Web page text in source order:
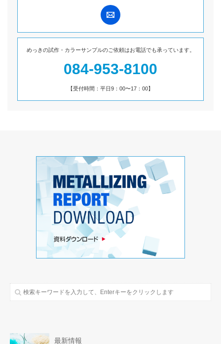
めっきの試作・カラーサンプルのご依頼はお電話でも承っています。
084-953-8100
【受付時間：平日9：00〜17：00】
最新情報